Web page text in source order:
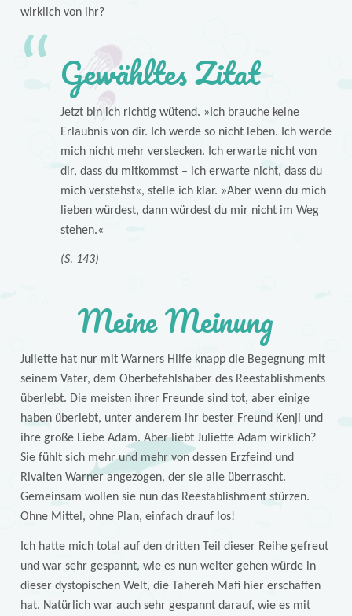
wirklich von ihr?
Gewähltes Zitat
Jetzt bin ich richtig wütend. »Ich brauche keine
Erlaubnis von dir. Ich werde so nicht leben. Ich werde
mich nicht mehr verstecken. Ich erwarte nicht von
dir, dass du mitkommst – ich erwarte nicht, dass du
mich verstehst«, stelle ich klar. »Aber wenn du mich
lieben würdest, dann würdest du mir nicht im Weg
stehen.«
(S. 143)
Meine Meinung
Juliette hat nur mit Warners Hilfe knapp die Begegnung mit
seinem Vater, dem Oberbefehlshaber des Reestablishments
überlebt. Die meisten ihrer Freunde sind tot, aber einige
haben überlebt, unter anderem ihr bester Freund Kenji und
ihre große Liebe Adam. Aber liebt Juliette Adam wirklich?
Sie fühlt sich mehr und mehr von dessen Erzfeind und
Rivalten Warner angezogen, der sie alle überrascht.
Gemeinsam wollen sie nun das Reestablishment stürzen.
Ohne Mittel, ohne Plan, einfach drauf los!
Ich hatte mich total auf den dritten Teil dieser Reihe gefreut
und war sehr gespannt, wie es nun weiter gehen würde in
dieser dystopischen Welt, die Tahereh Mafi hier erschaffen
hat. Natürlich war auch sehr gespannt darauf, wie es mit